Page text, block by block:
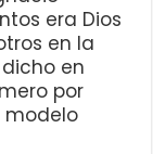
era Dios
en la
en
por
modelo